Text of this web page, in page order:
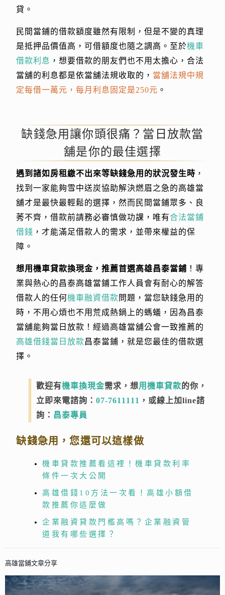
貸。
民間當鋪的借款額度雖然有限制，但是不變的真理
是抵押品價值高，可借額度也隨之調高。至於機車
借款利息 ，想要借款的朋友們也不用太擔心，合法
當舖的利息都是依當舖法規收取的， 當舖法規中規
定每借一萬元，每月利息固定是250元 。
缺錢急用讓你頭很痛？當日放款當
舖是你的最佳選擇
遇到諸如房租繳不出來等缺錢急用的狀況發生時 ，
找到一家能夠雪中送炭協助解決燃眉之急的高雄當
舖才是最快最輕鬆的選擇，然而民間當鋪眾多、良
莠不齊，借款前請務必審慎做功課，唯有合法當鋪
借錢 ，才能滿足借款人的需求，並帶來權益的保
障。
想用機車貸款換現金，推薦首選高雄昌泰當鋪 ！專
業與熱心的昌泰高雄當鋪工作人員會有耐心的解答
借款人的任何機車融資借款問題，當您缺錢急用的
時，不用心煩也不用荒成熱鍋上的螞蟻，因為昌泰
當舖能夠當日放款！經過高雄當舖公會一致推薦的
高雄借錢當日放款昌泰當鋪，就是您最佳的借款選
擇。
歡迎有機車換現金需求，想用機車貸款 的你，
立即來電諮詢：07-7611111 ，或線上加line諮
詢： 昌泰專員
缺錢急用，您還可以這樣做
機車貸款推薦看這裡！機車貸款利率
條件一次大公開
高雄借錢10方法一次看！高雄小額借
款推薦你這麼做
企業融資貸款門檻高嗎？企業融資管
道我有哪些選擇？
高雄當鋪文章分享